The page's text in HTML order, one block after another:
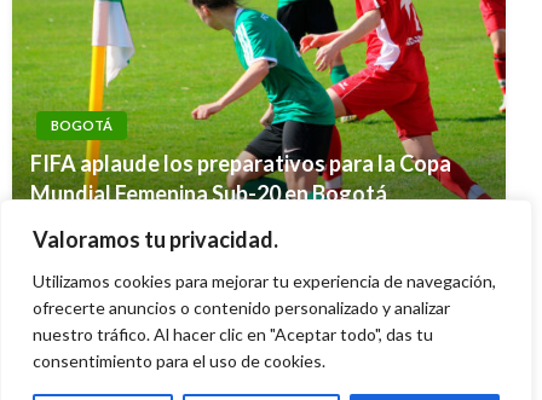
Valoramos tu privacidad.
Utilizamos cookies para mejorar tu experiencia de navegación,
ofrecerte anuncios o contenido personalizado y analizar
nuestro tráfico. Al hacer clic en "Aceptar todo", das tu
consentimiento para el uso de cookies.
BOGOTÁ
FIFA aplaude los preparativos para la Copa
Mundial Femenina Sub-20 en Bogotá
Diana Becerra martes junio 4, 2024
CICLISMO
Carlos Oquendo encabeza delegación a la
DEPORTES
Eurocopa 2012
Geovany Quintero Gómez martes junio 19, 2012
DEPORTES
Falcao volvió a entrenar con el Chelsea tras
Andres Felipe Gama viernes marzo 4, 2016